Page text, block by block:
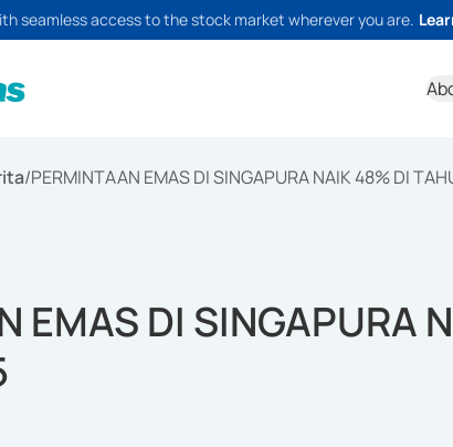
seamless access to the stock market wherever you are.
/PERMINTAAN EMAS DI SINGAPURA NAIK 48% DI
EMAS DI SINGAPURA